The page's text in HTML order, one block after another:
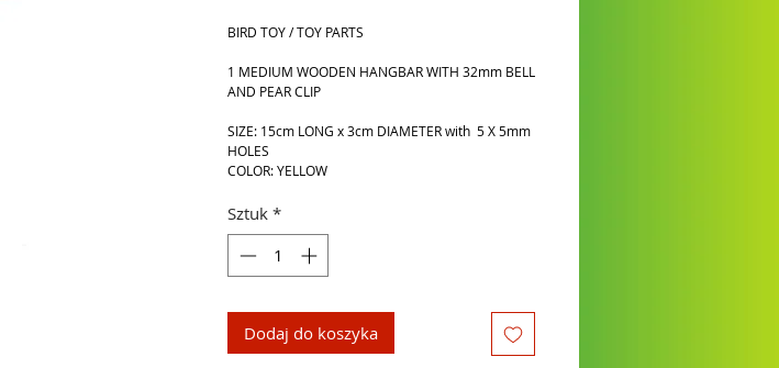
BIRD TOY / TOY PARTS
1 MEDIUM WOODEN HANGBAR WITH 32mm BELL
AND PEAR CLIP
SIZE: 15cm LONG x 3cm DIAMETER with 5 X 5mm
HOLES
COLOR: YELLOW
Sztuk *
Dodaj do koszyka